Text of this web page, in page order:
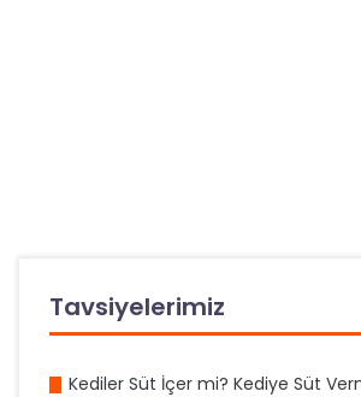
Tavsiyelerimiz
Kediler Süt İçer mi? Kediye Süt